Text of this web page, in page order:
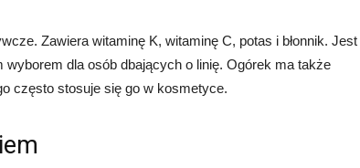
Zawiera witaminę K, witaminę C, potas i błonnik. Jest
dla osób dbających o linię. Ogórek ma także
często stosuje się go w kosmetyce.